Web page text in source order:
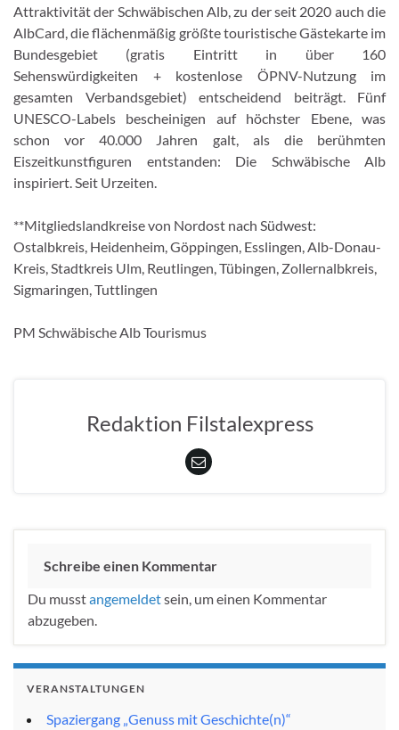
Attraktivität der Schwäbischen Alb, zu der seit 2020 auch die
AlbCard, die flächenmäßig größte touristische Gästekarte im
Bundesgebiet (gratis Eintritt in über 160
Sehenswürdigkeiten + kostenlose ÖPNV-Nutzung im
gesamten Verbandsgebiet) entscheidend beiträgt. Fünf
UNESCO-Labels bescheinigen auf höchster Ebene, was
schon vor 40.000 Jahren galt, als die berühmten
Eiszeitkunstfiguren entstanden: Die Schwäbische Alb
inspiriert. Seit Urzeiten.
**Mitgliedslandkreise von Nordost nach Südwest:
Ostalbkreis, Heidenheim, Göppingen, Esslingen, Alb-Donau-
Kreis, Stadtkreis Ulm, Reutlingen, Tübingen, Zollernalbkreis,
Sigmaringen, Tuttlingen
PM Schwäbische Alb Tourismus
Redaktion Filstalexpress
Schreibe einen Kommentar
Du musstangemeldetsein, um einen Kommentar
abzugeben.
VERANSTALTUNGEN
Spaziergang „Genuss mit Geschichte(n)“